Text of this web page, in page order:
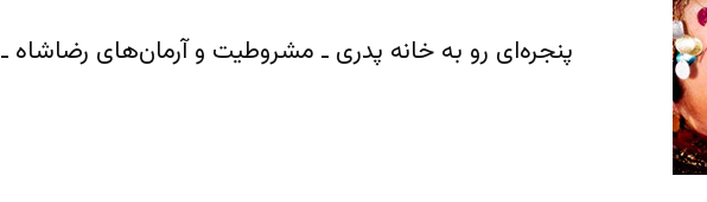
پنجره‌ای رو به خانه پدری ـ مشروطیت و آرمان‌های رضاشاه ـ ۱۵ امرداد / ۶ آگوست